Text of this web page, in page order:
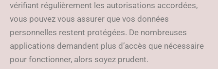
vérifiant régulièrement les autorisations accordées,
vous pouvez vous assurer que vos données
personnelles restent protégées. De nombreuses
applications demandent plus d’accès que nécessaire
pour fonctionner, alors soyez prudent.